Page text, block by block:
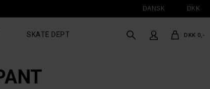
DANSK DKK
SKATE DEPT DKK 0,-